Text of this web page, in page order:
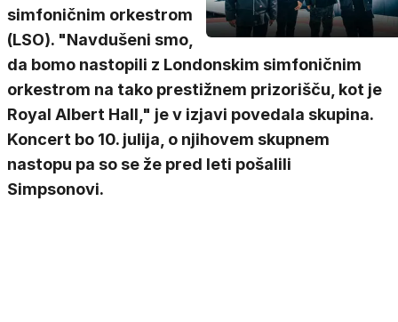
simfoničnim orkestrom
(LSO). "Navdušeni smo,
da bomo nastopili z Londonskim simfoničnim
orkestrom na tako prestižnem prizorišču, kot je
Royal Albert Hall," je v izjavi povedala skupina.
Koncert bo 10. julija, o njihovem skupnem
nastopu pa so se že pred leti pošalili
Simpsonovi.